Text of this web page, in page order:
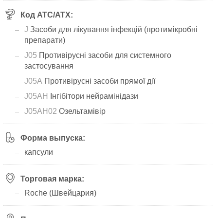
Код АТС/ATX:
J Засоби для лікування інфекцій (протимікробні
препарати)
J05 Противірусні засоби для системного
застосування
J05A Противірусні засоби прямої дії
J05AH
Інгібітори нейрамінідази
J05AH02 Озельтамівір
Форма выпуска:
капсули
Торговая марка:
Roche (Швейцария)